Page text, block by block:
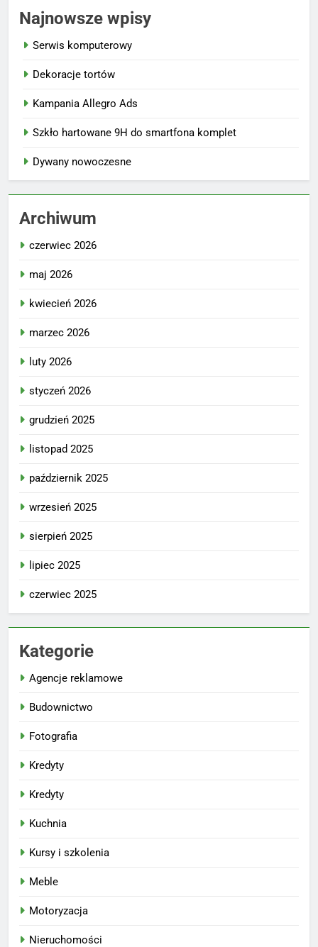
Najnowsze wpisy
Serwis komputerowy
Dekoracje tortów
Kampania Allegro Ads
Szkło hartowane 9H do smartfona komplet
Dywany nowoczesne
Archiwum
czerwiec 2026
maj 2026
kwiecień 2026
marzec 2026
luty 2026
styczeń 2026
grudzień 2025
listopad 2025
październik 2025
wrzesień 2025
sierpień 2025
lipiec 2025
czerwiec 2025
Kategorie
Agencje reklamowe
Budownictwo
Fotografia
Kredyty
Kredyty
Kuchnia
Kursy i szkolenia
Meble
Motoryzacja
Nieruchomości